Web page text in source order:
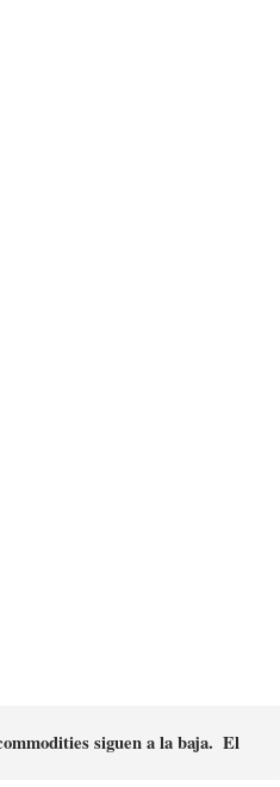
siguen a la baja.  El